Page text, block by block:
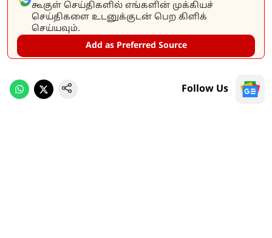
கூகுள் செய்திகளில் எங்களின் முக்கியச்
செய்திகளை உடனுக்குடன் பெற கிளிக்
செய்யவும்.
Add as Preferred Source
Follow Us